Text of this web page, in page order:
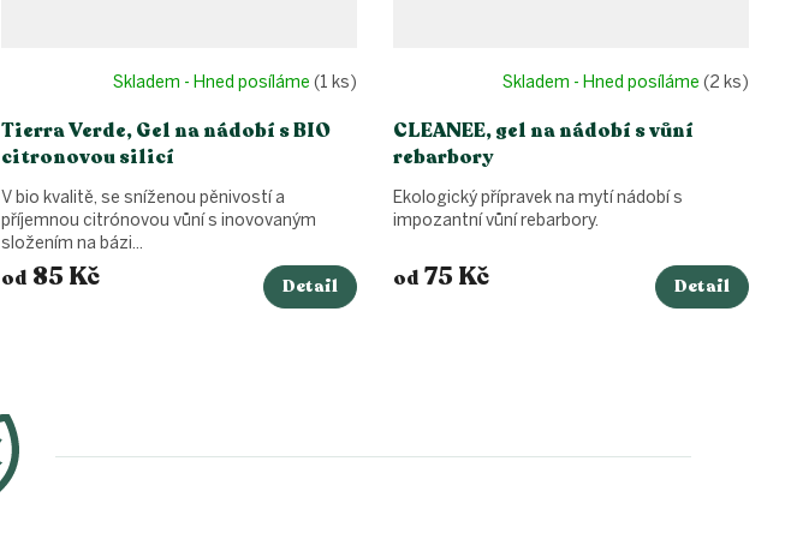
Tierra Verde, Gel na nádobí s BIO
citronovou silicí
Skladem - Hned posíláme (1 ks)
od 85 Kč Detail
V bio kvalitě, se sníženou pěnivostí a
příjemnou citrónovou vůní s inovovaným
složením na bázi...
CLEANEE, gel na nádobí s vůní
rebarbory
Skladem - Hned posíláme (2 ks)
od 75 Kč Detail
Ekologický přípravek na mytí nádobí s
impozantní vůní rebarbory.